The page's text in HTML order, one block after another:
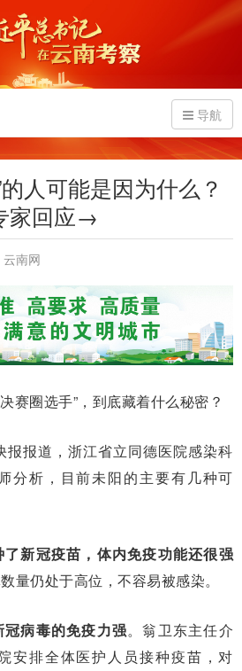
导航
人可能是因为什么？
家回应→
南网
赛圈选手”，到底藏着什么秘密？
报报道，浙江省立同德医院感染科
分析，目前未阳的主要有几种可
了新冠疫苗 ，体内免疫功能还很强
量仍处于高位，不容易被感染。
冠病毒的免疫力强。翁卫东主任介
安排全体医护人员接种疫苗，对